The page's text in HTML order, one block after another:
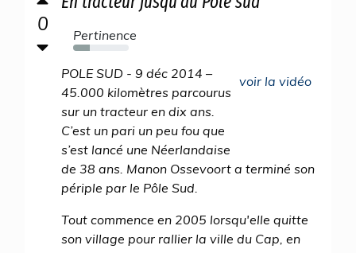
0 Pertinence
30%
voir la vidéo
POLE SUD - 9 déc 2014 –
45.000 kilomètres parcourus
sur un tracteur en dix ans.
C’est un pari un peu fou que
s’est lancé une Néerlandaise
de 38 ans. Manon Ossevoort a terminé son
périple par le Pôle Sud.
Tout commence en 2005 lorsqu'elle quitte
son village pour rallier la ville du Cap, en